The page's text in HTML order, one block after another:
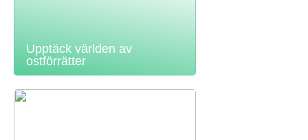
Upptäck världen av
ostförrätter